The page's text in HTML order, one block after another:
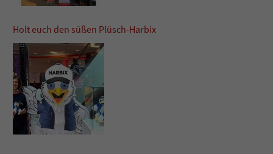
Holt euch den süßen Plüsch-Harbix